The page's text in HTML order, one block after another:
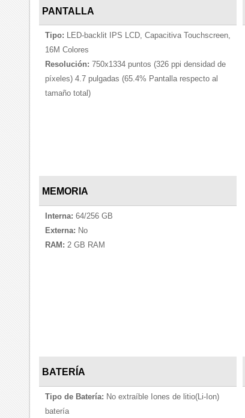
PANTALLA
Tipo: LED-backlit IPS LCD, Capacitiva Touchscreen,
16M Colores
Resolución: 750x1334 puntos (326 ppi densidad de
píxeles) 4.7 pulgadas (65.4% Pantalla respecto al
tamaño total)
MEMORIA
Interna: 64/256 GB
Externa: No
RAM: 2 GB RAM
BATERÍA
Tipo de Batería: No extraíble Iones de litio(Li-Ion)
batería